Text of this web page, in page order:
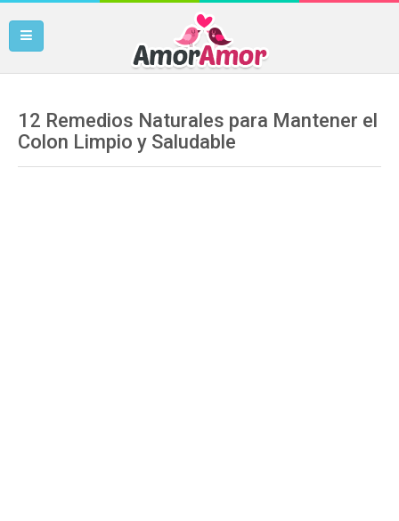
12 Remedios Naturales para Mantener el
Colon Limpio y Saludable